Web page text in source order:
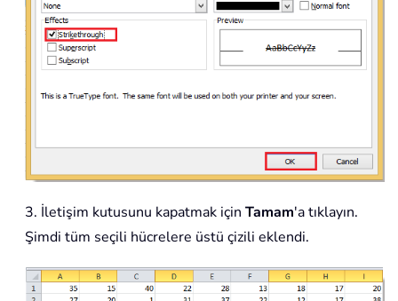
3. İletişim kutusunu kapatmak için Tamam'a tıklayın.
Şimdi tüm seçili hücrelere üstü çizili eklendi.